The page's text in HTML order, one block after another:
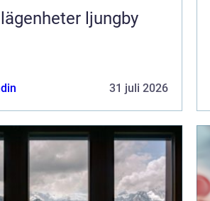
ljungby
31 juli 2026